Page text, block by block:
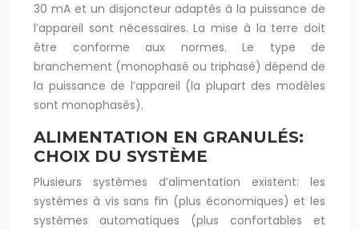
30 mA et un disjoncteur adaptés à la puissance de
l’appareil sont nécessaires. La mise à la terre doit
être conforme aux normes. Le type de
branchement (monophasé ou triphasé) dépend de
la puissance de l’appareil (la plupart des modèles
sont monophasés).
ALIMENTATION EN GRANULÉS:
CHOIX DU SYSTÈME
Plusieurs systèmes d’alimentation existent: les
systèmes à vis sans fin (plus économiques) et les
systèmes automatiques (plus confortables et